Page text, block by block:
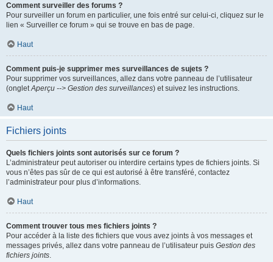
Comment surveiller des forums ?
Pour surveiller un forum en particulier, une fois entré sur celui-ci, cliquez sur le
lien « Surveiller ce forum » qui se trouve en bas de page.
Haut
Comment puis-je supprimer mes surveillances de sujets ?
Pour supprimer vos surveillances, allez dans votre panneau de l’utilisateur
(ongletAperçu --> Gestion des surveillances) et suivez les instructions.
Haut
Fichiers joints
Quels fichiers joints sont autorisés sur ce forum ?
L’administrateur peut autoriser ou interdire certains types de fichiers joints. Si
vous n’êtes pas sûr de ce qui est autorisé à être transféré, contactez
l’administrateur pour plus d’informations.
Haut
Comment trouver tous mes fichiers joints ?
Pour accéder à la liste des fichiers que vous avez joints à vos messages et
messages privés, allez dans votre panneau de l’utilisateur puis Gestion des
fichiers joints.